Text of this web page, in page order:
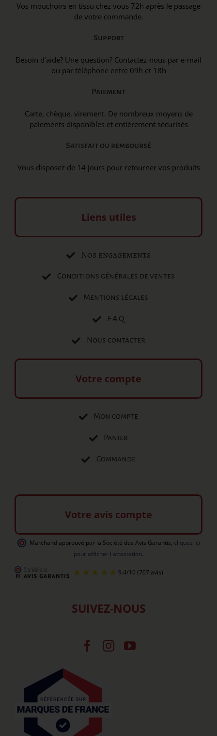
Vos mouchoirs en tissu chez vous 72h après le passage
de votre commande.
Support
Besoin d’aide? Une question? Contactez-nous par e-mail
ou par téléphone entre 09h et 18h
Paiement
Carte, chèque, virement. De nombreux moyens de
paiements disponibles et entièrement sécurisés
Satisfait ou remboursé
Vous disposez de 14 jours pour retourner vos produits
Liens utiles
Nos engagements
Conditions générales de ventes
Mentions légales
F.A.Q
Nous contacter
Votre compte
Mon compte
Panier
Commande
Votre avis compte
Marchand approuvé par la Société des Avis Garantis, cliquez ici
pour afficher l'attestation.
SUIVEZ-NOUS